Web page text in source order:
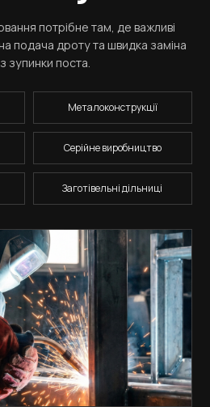
потрібне там, де важливі
подача дроту та швидка заміна
зупинки поста.
Металоконструкції
Серійне виробництво
Заготівельні дільниці